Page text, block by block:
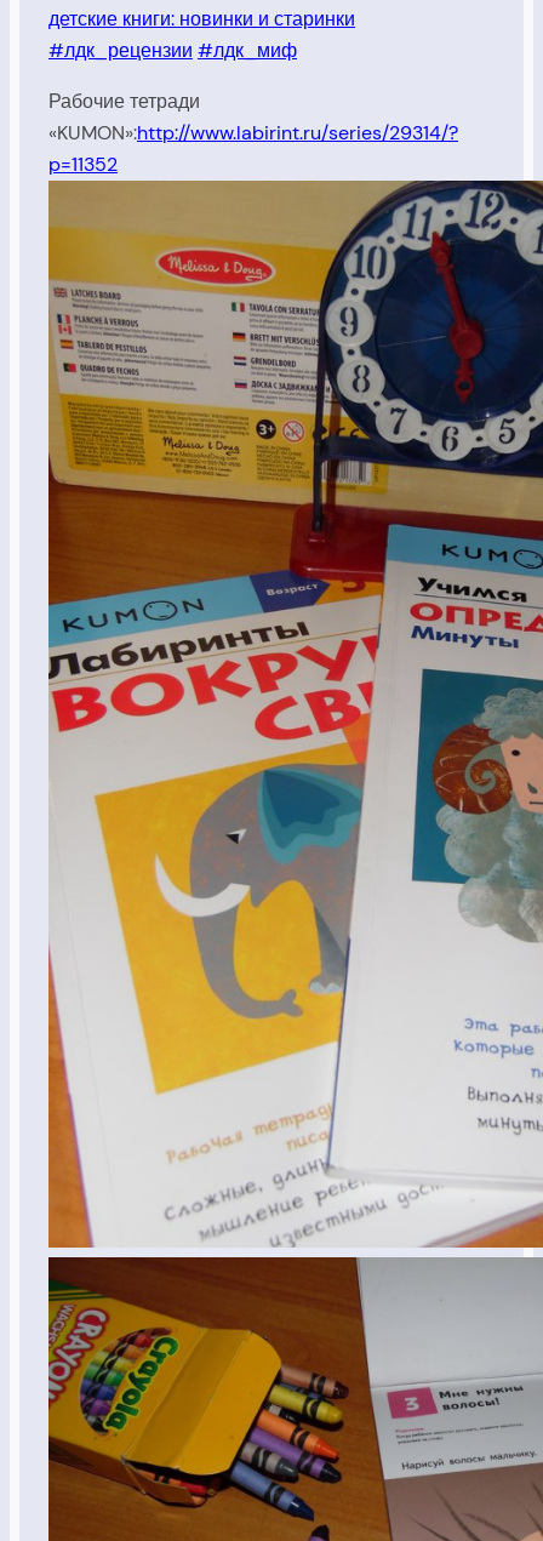
детские книги: новинки и старинки
#лдк_рецензии #лдк_миф
Рабочие тетради
«KUMON»:http://www.labirint.ru/series/29314/?
p=11352